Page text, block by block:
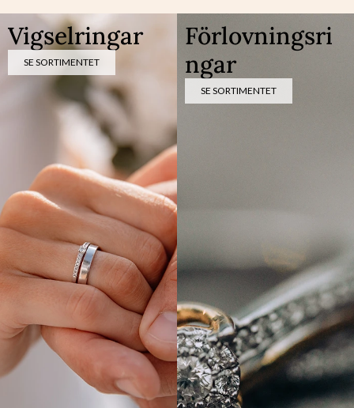
Vigselringar
SE SORTIMENTET
Förlovningsri
ngar
SE SORTIMENTET